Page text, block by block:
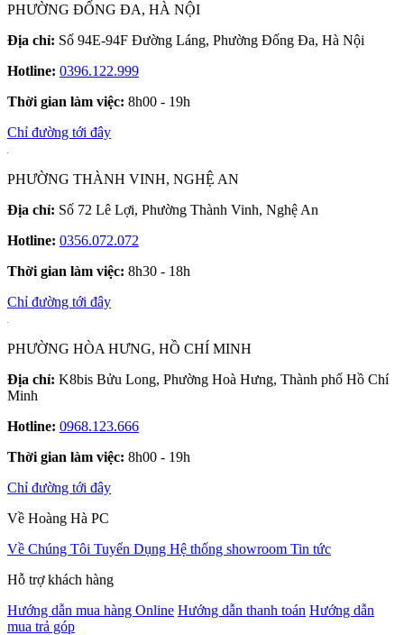
PHƯỜNG ĐỐNG ĐA, HÀ NỘI
Địa chỉ: Số 94E-94F Đường Láng, Phường Đống Đa, Hà Nội
Hotline: 0396.122.999
Thời gian làm việc: 8h00 - 19h
Chỉ đường tới đây
PHƯỜNG THÀNH VINH, NGHỆ AN
Địa chỉ: Số 72 Lê Lợi, Phường Thành Vinh, Nghệ An
Hotline: 0356.072.072
Thời gian làm việc: 8h30 - 18h
Chỉ đường tới đây
PHƯỜNG HÒA HƯNG, HỒ CHÍ MINH
Địa chỉ: K8bis Bửu Long, Phường Hoà Hưng, Thành phố Hồ Chí
Minh
Hotline: 0968.123.666
Thời gian làm việc: 8h00 - 19h
Chỉ đường tới đây
Về Hoàng Hà PC
Về Chúng Tôi Tuyển Dụng Hệ thống showroom Tin tức
Hỗ trợ khách hàng
Hướng dẫn mua hàng Online Hướng dẫn thanh toán Hướng dẫn
mua trả góp